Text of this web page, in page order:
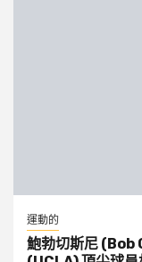
運動的
鮑勃切斯尼 (Bob